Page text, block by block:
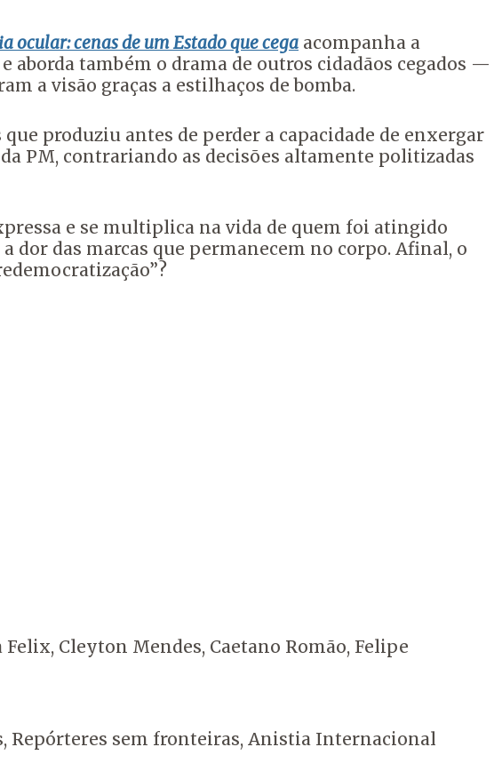
ocular: cenas de um Estado que cega acompanha a
aborda também o drama de outros cidadãos cegados —
a visão graças a estilhaços de bomba.
produziu antes de perder a capacidade de enxergar
PM, contrariando as decisões altamente politizadas
e se multiplica na vida de quem foi atingido
das marcas que permanecem no corpo. Afinal, o
Cleyton Mendes, Caetano Romão, Felipe
Repórteres sem fronteiras, Anistia Internacional